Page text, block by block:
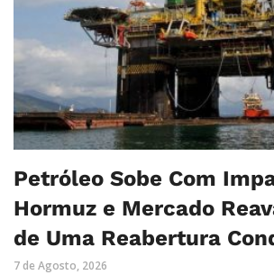
Petróleo Sobe Com
Hormuz e Mercado
de Uma Reabertura
7 de Agosto, 2026